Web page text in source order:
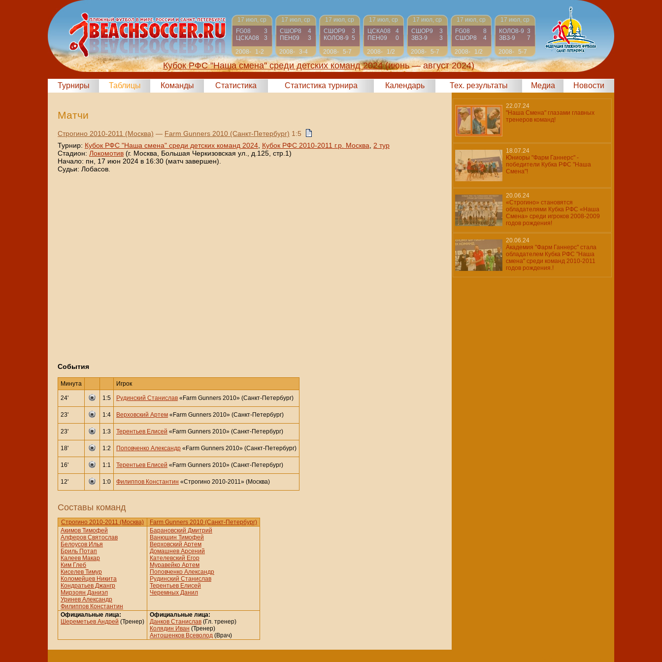
17 июл, ср
FG08
3
ЦСКА08
3
2008-
2009
1-2
17 июл, ср
СШОР8
4
ПЕН09
3
2008-
2009
3-4
17 июл, ср
СШОР9
3
КОЛО8-9 5
2008-
2009
5-7
17 июл, ср
ЦСКА08
4
ПЕН09
0
2008-
2009
1/2
17 июл, ср
СШОР9
3
ЗВЗ-9
3
2008-
2009
5-7
17 июл, ср
FG08
8
СШОР8
4
2008-
2009
1/2
17 июл, ср
КОЛО8-9 3
ЗВЗ-9
7
2008-
2009
5-7
Кубок РФС "Наша смена" среди детских команд 2024 (июнь — август 2024)
Турниры Таблицы Команды Статистика Статистика турнира Календарь Тех. результаты Медиа Новости
Матчи
Строгино 2010-2011 (Москва) — Farm Gunners 2010 (Санкт-Петербург) 1:5
Турнир: Кубок РФС "Наша смена" среди детских команд 2024 Кубок РФС 2010-2011 г.р. Москва
2 тур
Стадион: Локомотив (г. Москва, Большая Черкизовская ул., д.125, стр.1)
Начало: пн, 17 июн 2024 в 16:30 (матч завершен).
Судьи: Лобасов.
События
Минута Игрок
24' 1:5 Рудинский Станислав «Farm Gunners 2010» (Санкт-Петербург)
23' 1:4 Верховский Артем «Farm Gunners 2010» (Санкт-Петербург)
23' 1:3 Терентьев Елисей «Farm Gunners 2010» (Санкт-Петербург)
18' 1:2 Поповченко Александр «Farm Gunners 2010» (Санкт-Петербург)
16' 1:1 Терентьев Елисей «Farm Gunners 2010» (Санкт-Петербург)
12' 1:0 Филиппов Константин «Строгино 2010-2011» (Москва)
Составы команд
Строгино 2010-2011 (Москва)
Farm Gunners 2010 (Санкт-Петербург)
Акимов Тимофей
Алферов Святослав
Белоусов Илья
Бриль Потап
Калеев Макар
Ким Глеб
Киселев Тимур
Коломейцев Никита
Кондратьев Джангр
Мирзоян Даниэл
Уринев Александр
Филиппов Константин
Барановский Дмитрий
Ванюшин Тимофей
Верховский Артем
Домашнев Арсений
Кателевский Егор
Муравейко Артем
Поповченко Александр
Рудинский Станислав
Терентьев Елисей
Черемных Данил
Официальные лица:
Шереметьев Андрей (Тренер)
Официальные лица:
Данков Станислав (Гл. тренер)
Колядин Иван (Тренер)
Антошенков Всеволод (Врач)
22.07.24
"Наша Смена" глазами главных
тренеров команд!
18.07.24
Юниоры "Фарм Ганнерс" -
победители Кубка РФС "Наша
Смена"!
20.06.24
«Строгино» становятся
обладателями Кубка РФС «Наша
Смена» среди игроков 2008-2009
годов рождения!
20.06.24
Академия "Фарм Ганнерс" стала
обладателем Кубка РФС "Наша
смена" среди команд 2010-2011
годов рождения.!